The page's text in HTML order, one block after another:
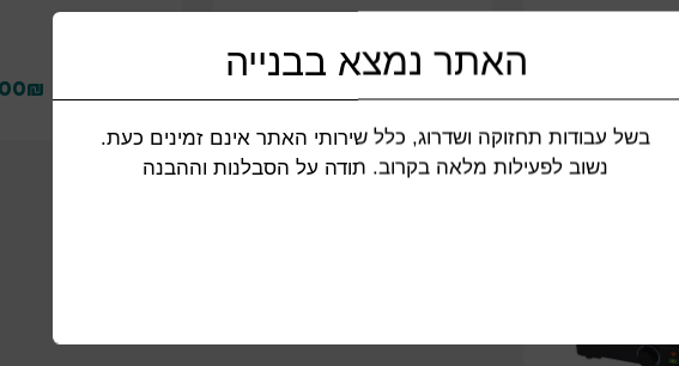
₪
האתר נמצא בבנייה
בשל עבודות תחזוקה ושדרוג, כלל שירותי האתר אינם זמינים כעת.
נשוב לפעילות מלאה בקרוב. תודה על הסבלנות וההבנה